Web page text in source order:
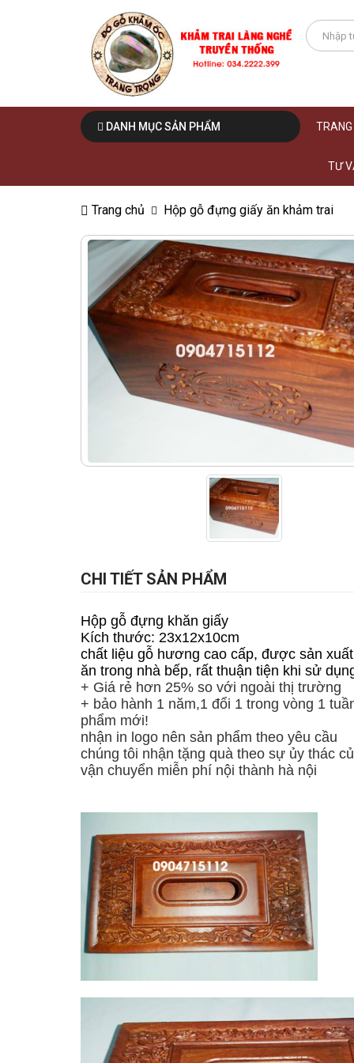
DANH MỤC SẢN PHẨM TRANG
TƯ
Trang chủ Hộp gỗ đựng giấy ăn khảm trai
CHI TIẾT SẢN PHẨM
Hộp gỗ đựng khăn giấy
Kích thước: 23x12x10cm
chất liệu gỗ hương cao cấp, được sản
ăn trong nhà bếp, rất thuận tiện khi sử
+ Giá rẻ hơn 25% so với ngoài thị trường
+ bảo hành 1 năm,1 đổi 1 trong vòng 1
phẩm mới!
nhận in logo nên sản phẩm theo yêu cầu
chúng tôi nhận tặng quà theo sự ủy thác
vận chuyển miễn phí nội thành hà nội